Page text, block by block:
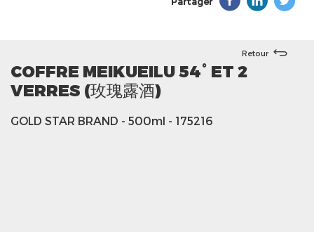
Retour
COFFRE MEIKUEILU 54° ET 2
VERRES (玫瑰露酒)
GOLD STAR BRAND - 500ml - 175216